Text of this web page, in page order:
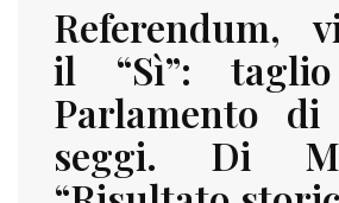
Referendum,
il “Sì”:
Parlamento di
seggi. Di